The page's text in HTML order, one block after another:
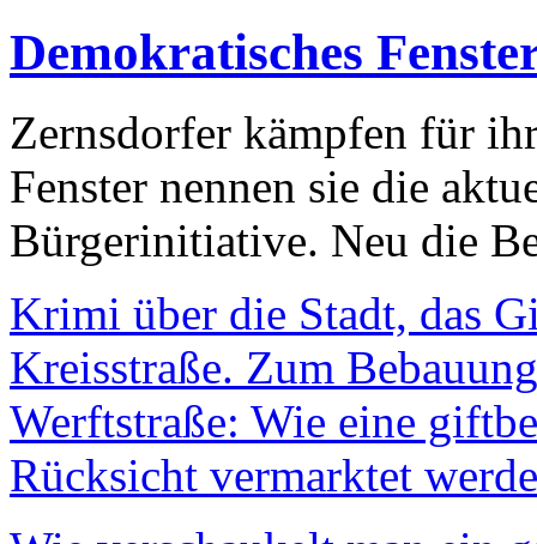
Demokratisches
Zernsdorfer kämpfen für
Fenster nennen sie die
Bürgerinitiative. Neu die
Krimi über die Stadt, das
Kreisstraße. Zum
Werftstraße: Wie eine
Rücksicht vermarktet